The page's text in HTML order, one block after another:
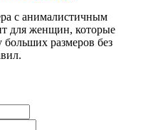
с анималистичным
для женщин, которые
размеров без